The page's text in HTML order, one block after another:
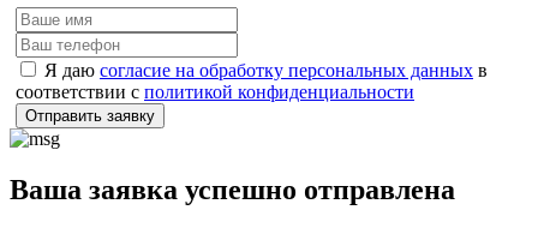
Я даю согласие на обработку персональных данных в
соответствии с политикой конфиденциальности
Отправить заявку
Ваша заявка успешно отправлена